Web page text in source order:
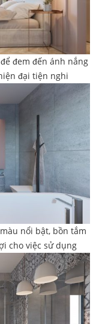
đem đến ánh nắng
đại tiện nghi
nổi bật, bồn tắm
cho việc sử dụng